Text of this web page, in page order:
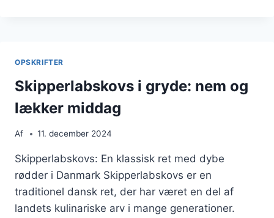
MADLAVNING
OPSKRIFTER
Skipperlabskovs i gryde: nem og
lækker middag
Af 11. december 2024
Skipperlabskovs: En klassisk ret med dybe
rødder i Danmark Skipperlabskovs er en
traditionel dansk ret, der har været en del af
landets kulinariske arv i mange generationer.